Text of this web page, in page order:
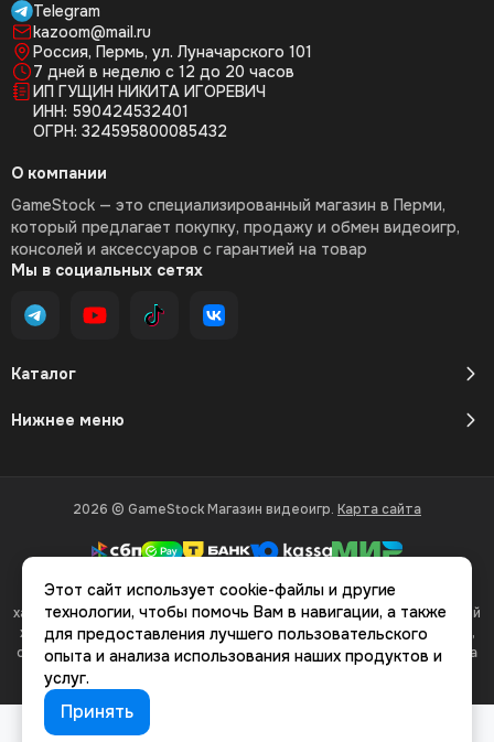
Telegram
kazoom@mail.ru
Россия, Пермь, ул. Луначарского 101
7 дней в неделю с 12 до 20 часов
ИП ГУЩИН НИКИТА ИГОРЕВИЧ
ИНН: 590424532401
ОГРН: 324595800085432
Каталог
Нижнее меню
О компании
GameStock — это специализированный магазин в Перми,
который предлагает покупку, продажу и обмен видеоигр,
консолей и аксессуаров с гарантией на товар
Мы в социальных сетях
2026 © GameStock Магазин видеоигр. Карта сайта
Вся представленная на сайте информация, касающаяся
характеристик, стоимости товаров и услуг, носит информационный
характер и ни при каких условиях не является публичной офертой,
определяемой положениями Статьи 437(2) Гражданского кодекса
Этот сайт использует cookie-файлы и другие
технологии, чтобы помочь Вам в навигации, а также
для предоставления лучшего пользовательского
опыта и анализа использования наших продуктов и
услуг.
Принять